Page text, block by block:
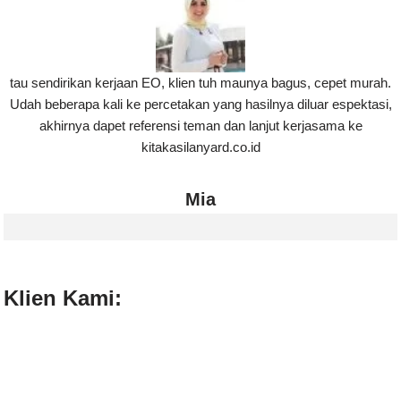
tau sendirikan kerjaan EO, klien tuh maunya bagus, cepet murah.
Udah beberapa kali ke percetakan yang hasilnya diluar espektasi,
akhirnya dapet referensi teman dan lanjut kerjasama ke
kitakasilanyard.co.id
Mia
Klien Kami: